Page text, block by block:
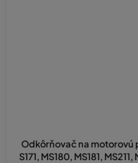
Odkôrňovač na motorovú
S171, MS180, MS181,